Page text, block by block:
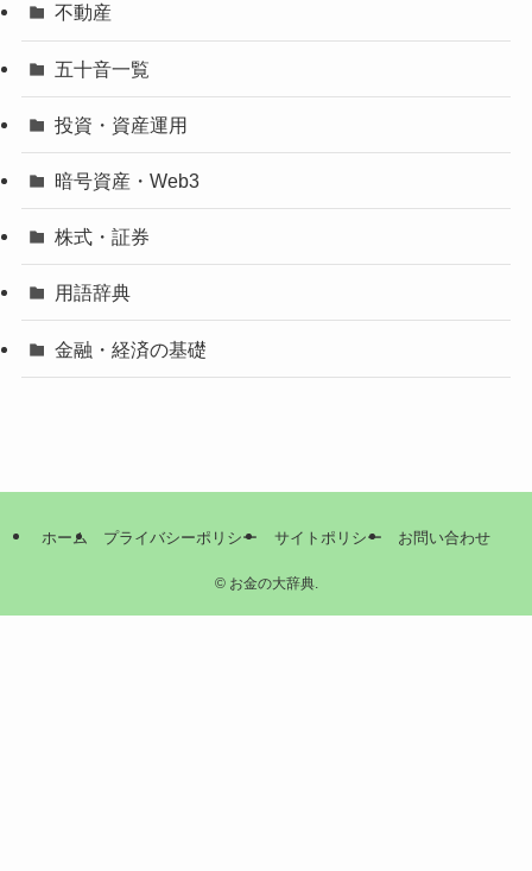
不動産
五十音一覧
投資・資産運用
暗号資産・Web3
株式・証券
用語辞典
金融・経済の基礎
ホーム プライバシーポリシー サイトポリシー お問い合わせ
©お金の大辞典.